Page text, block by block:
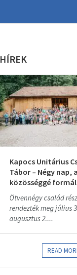
HÍREK
Kapocs Unitárius
Tábor – Négy nap,
közösséggé
Ötvennégy család
rendezték meg július
augusztus 2....
READ